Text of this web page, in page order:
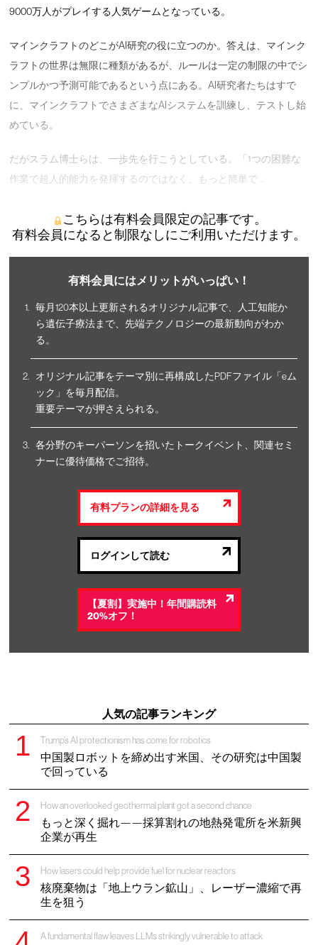
9000万人がプレイする人気ゲームとなっている。
マインクラフトのどこがAI研究の役に立つのか。答えは、マインク
ラフトの世界は無限に種類があるが、ルールは一定の制限の中でシ
ンプルかつ予測可能であるという点にある。AI研究者たちはすで
に、マインクラフトでさまざまなAIシステムを訓練し、テストし始
めている。
だがスラム博士らは、一歩先を行こうとしている。「1つの困難な
作業で超人的能力を発揮するのではなく、もっと簡単で …
こちらは有料会員限定の記事です。
有料会員になると制限なしにご利用いただけます。
有料会員にはメリットがいっぱい！
毎月120本以上更新されるオリジナル記事で、人工知能か
ら遺伝子療法まで、先端テクノロジーの最新動向がわか
る。
オリジナル記事をテーマ別に再構成したPDFファイル「eム
ック」を毎月配信。
重要テーマが押さえられる。
各分野のキーパーソンを招いたトークイベント、関連セミ
ナーに優待価格でご招待。
有料プランの詳細を見る
ログインして読む
【夏割】実施中！年間購読料
20%オフ！
人気の記事ランキング
Trump’s AI protectionism has come for robotics
中国製ロボットを締め出す米国、その研究は中国製
で回っている
How an overlooked geothermal plant got a second chance
もっと深く掘れ——採算割れの地熱発電所を米新興
企業が再生
How lasers could help provide fuel for nuclear reactors
核廃棄物は「地上ウラン鉱山」、レーザー濃縮で再
生を狙う
A fundamental flaw leaves LLMs strikingly vulnerable to attack